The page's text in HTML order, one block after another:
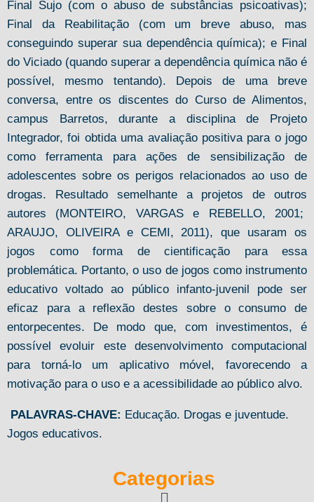
Final Sujo (com o abuso de substâncias psicoativas);
Final da Reabilitação (com um breve abuso, mas
conseguindo superar sua dependência química); e Final
do Viciado (quando superar a dependência química não é
possível, mesmo tentando). Depois de uma breve
conversa, entre os discentes do Curso de Alimentos,
campus Barretos, durante a disciplina de Projeto
Integrador, foi obtida uma avaliação positiva para o jogo
como ferramenta para ações de sensibilização de
adolescentes sobre os perigos relacionados ao uso de
drogas. Resultado semelhante a projetos de outros
autores (MONTEIRO, VARGAS e REBELLO, 2001;
ARAUJO, OLIVEIRA e CEMI, 2011), que usaram os
jogos como forma de cientificação para essa
problemática. Portanto, o uso de jogos como instrumento
educativo voltado ao público infanto-juvenil pode ser
eficaz para a reflexão destes sobre o consumo de
entorpecentes. De modo que, com investimentos, é
possível evoluir este desenvolvimento computacional
para torná-lo um aplicativo móvel, favorecendo a
motivação para o uso e a acessibilidade ao público alvo.
PALAVRAS-CHAVE: Educação. Drogas e juventude.
Jogos educativos.
Categorias